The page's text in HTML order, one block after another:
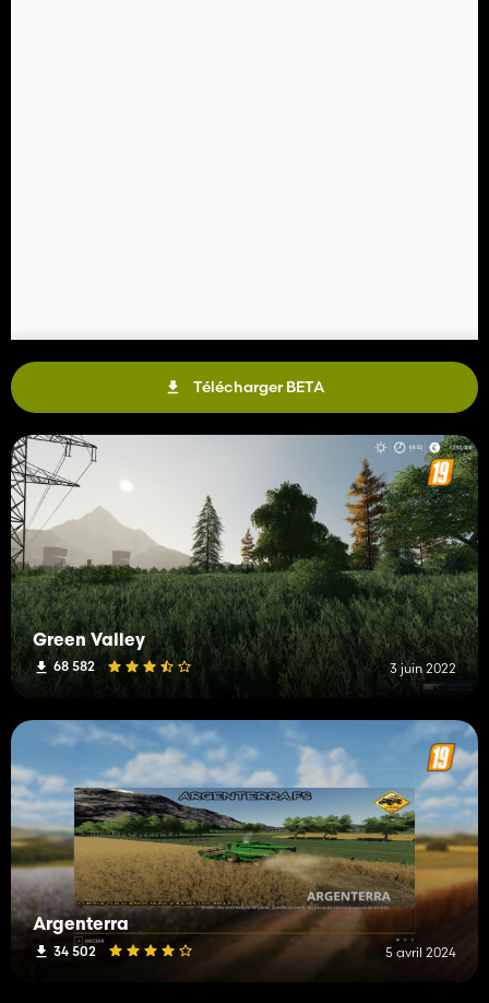
Télécharger BETA
Green Valley
68 582 3 juin 2022
Argenterra
34 502 5 avril 2024